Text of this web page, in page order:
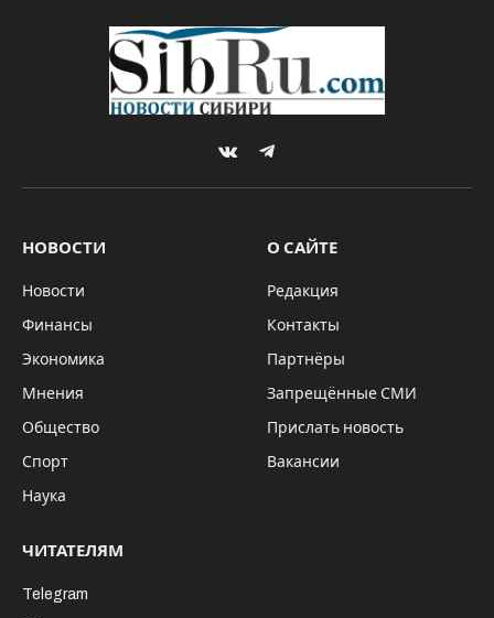
VKontakteTelegram
НОВОСТИ
Новости
Финансы
Экономика
Мнения
Общество
Спорт
Наука
О САЙТЕ
Редакция
Контакты
Партнёры
Запрещённые СМИ
Прислать новость
Вакансии
ЧИТАТЕЛЯМ
Telegram